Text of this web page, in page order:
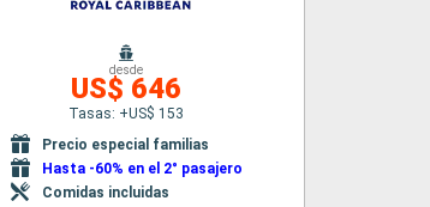
desde
US$ 646
Tasas: +US$ 153
Precio especial familias
Hasta -60% en el 2° pasajero
Comidas incluidas